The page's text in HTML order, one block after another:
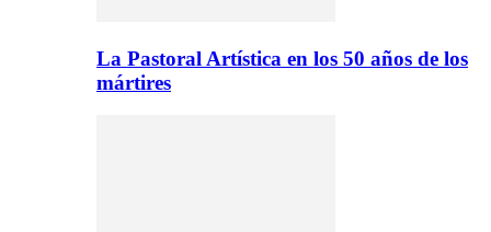
La Pastoral Artística en los 50 años de los
mártires